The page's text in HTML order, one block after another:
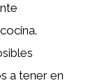
a tener en